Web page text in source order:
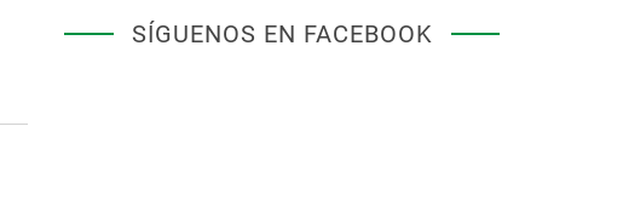
SÍGUENOS EN FACEBOOK